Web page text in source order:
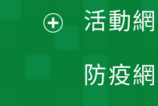
單
選
開
活動
防疫